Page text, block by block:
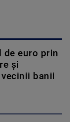
de euro prin
şi
banii